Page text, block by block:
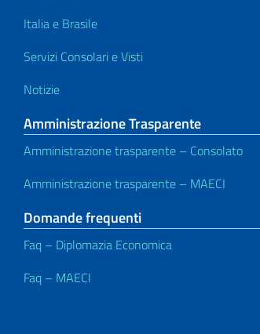
Italia e Brasile
Servizi Consolari e Visti
Notizie
Amministrazione Trasparente
Amministrazione trasparente – Consolato
Amministrazione trasparente – MAECI
Domande frequenti
Faq – Diplomazia Economica
Faq – MAECI